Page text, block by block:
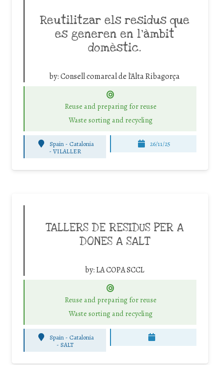
Reutilitzar els residus que
es generen en l’àmbit
domèstic.
by:Consell comarcal de l'Alta Ribagorça
Reuse and preparing for reuse
Waste sorting and recycling
Spain - Catalonia
-VILALLER
26/11/25
TALLERS DE RESIDUS PER A
DONES A SALT
by:LA COPA SCCL
Reuse and preparing for reuse
Waste sorting and recycling
Spain - Catalonia
-SALT